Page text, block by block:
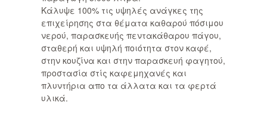
Κάλυψε 100% τις υψηλές ανάγκες της
επιχείρησης στα θέματα καθαρού πόσιμου
νερού, παρασκευής πεντακάθαρου πάγου,
σταθερή και υψηλή ποιότητα στον καφέ,
στην κουζίνα και στην παρασκευή φαγητού,
προστασία στίς καφεμηχανές και
πλυντήρια απο τα άλλατα και τα φερτά
υλικά.